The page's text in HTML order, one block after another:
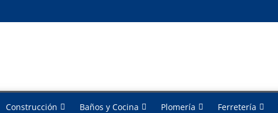
Construcción Baños y Cocina Plomería Ferretería